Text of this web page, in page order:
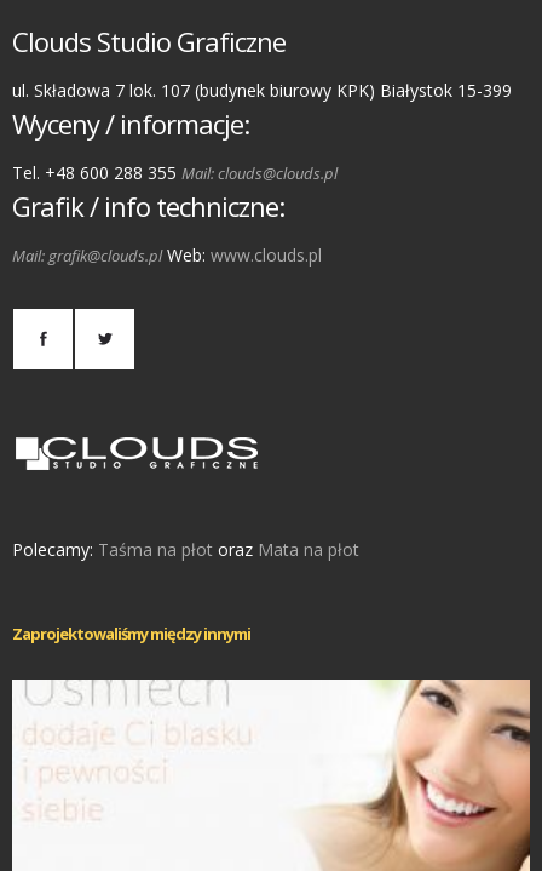
Clouds Studio Graficzne
ul. Składowa 7 lok. 107 (budynek biurowy KPK) Białystok 15-399
Wyceny / informacje:
Tel. +48 600 288 355 Mail: clouds@clouds.pl
Grafik / info techniczne:
Mail: grafik@clouds.plWeb: www.clouds.pl
Polecamy: Taśma na płot oraz Mata na płot
Zaprojektowaliśmy między innymi